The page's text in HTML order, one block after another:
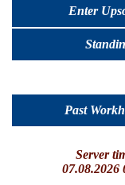
Enter
Past
Server
07.08.2026